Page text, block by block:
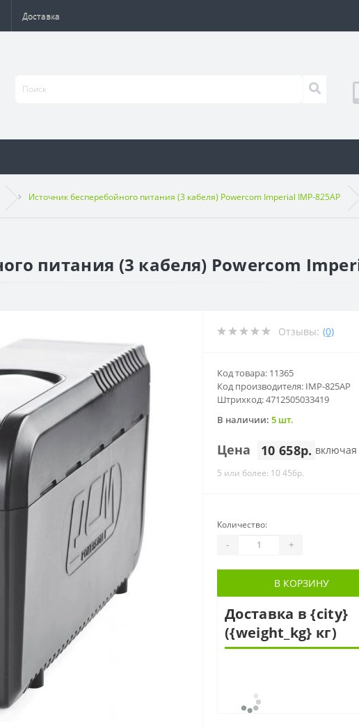
Доставка
Источник бесперебойного питания (3 кабеля) Powercom Imperial IMP-825AP
питания (3 кабеля) Powercom
Отзывы: (0)
Код товара: 11365
Код производителя: IMP-825AP
Штрихкод: 4712505033419
В наличии: 5 шт.
Цена 10 658р.
5 или более: 10 456р.
Количество:
- +
В КОРЗИНУ
Доставка в {city}
({weight_kg} кг)